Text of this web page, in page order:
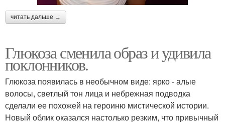
читать дальше →
Глюкоза сменила образ и удивила
поклонников.
Глюкоза появилась в необычном виде: ярко - алые
волосы, светлый тон лица и небрежная подводка
сделали ее похожей на героиню мистической истории.
Новый облик оказался настолько резким, что привычный